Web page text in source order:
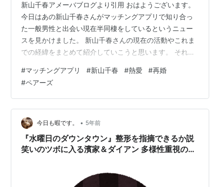
新山千春アメーバブログより引用 おはようございます。
今日はあの新山千春さんがマッチングアプリで知り合っ
た一般男性と出会い現在半同棲をしているというニュー
スを見かけました。 新山千春さんの現在の活動やこれま
での経緯をまとめて紹介していこうと思います。 それに
できるんですね これは、すごいですね。 もくじ 新山千
春さんのプロフィール 新山千春さんがマッチングアプリ
で一般男性と交際 芸能人でマッチングアプリを利用して
いた人は？ マッチングアプリで芸能人とマッチングする
方法とは？ 芸能人が使っているマッチングアプリは？ 新
山千春さんのプロフィール 新山…
#マッチングアプリ #新山千春 #熱愛 #再婚
#ペアーズ
今日も暇です。 • 5年前
『水曜日のダウンタウン』整形を指摘できるか説
笑いのツボに入る濱家＆ダイアン 多様性重視の銀